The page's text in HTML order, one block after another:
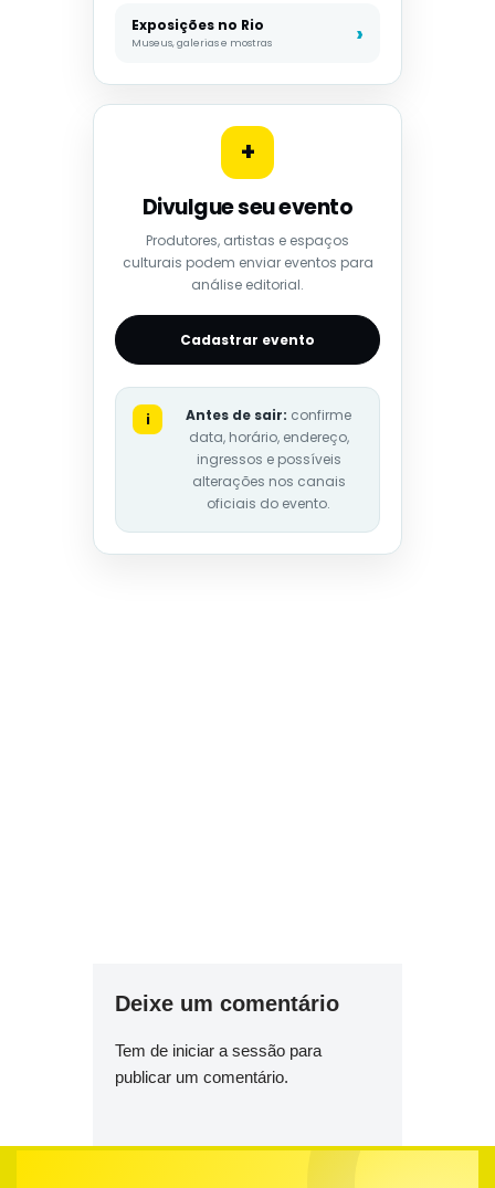
Exposições no Rio
Museus, galerias e mostras
+
Divulgue seu evento
Produtores, artistas e espaços
culturais podem enviar eventos para
análise editorial.
Cadastrar evento
i Antes de sair: confirme
data, horário, endereço,
ingressos e possíveis
alterações nos canais
oficiais do evento.
Deixe um comentário
Tem de iniciar a sessão para
publicar um comentário.